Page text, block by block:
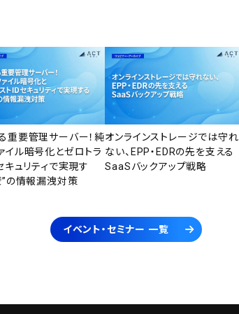
重要管理サーバー！純
イル暗号化とゼロトラ
キュリティで実現す
”の情報漏洩対策
オンラインストレージでは守れ
ない、EPP・EDRの先を支える
SaaSバックアップ戦略
イベント・セミナー 一覧